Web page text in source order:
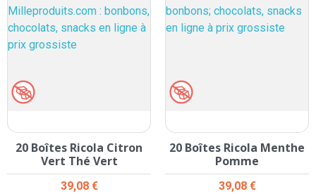
20 Boîtes Ricola Citron
Vert Thé Vert
Prix
39,08 €
20 Boîtes Ricola Menthe
Pomme
Prix
39,08 €